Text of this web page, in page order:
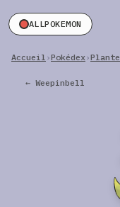
ALLPOKEMON
Accueil ›Pokédex›Plante
← Weepinbell